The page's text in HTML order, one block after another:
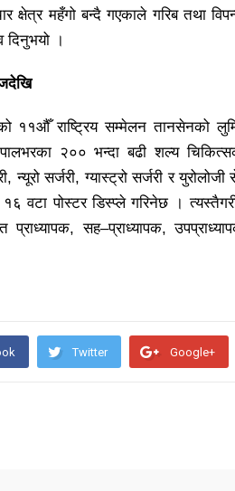
क्षेत्र महँगो बन्दै गएकाले गरिब तथा
दिनुभयो ।
११औँ राष्ट्रिय सम्मेलन तानसेनको
२०० भन्दा बढी शल्य
न्यूरो सर्जरी, ग्यास्ट्रो सर्जरी र
वटा पोस्टर डिस्प्ले गरिनेछ ।
प्राध्यापक, सह–प्राध्यापक,
Twitter Google+